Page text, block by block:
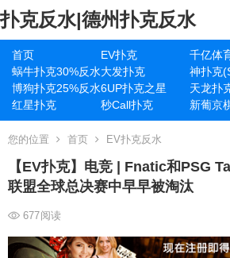
扑克反水|德州扑克反水
首页 EV扑克 千亿体
蜗牛扑克30%反水大发扑克 神扑克
博狗扑克25%反水6UP扑克之星 天龙扑
红星扑克
秒Call扑克 新葡京
您的位置 首页 EV扑克反水
【EV扑克】电竞 | Fnatic和PSG
联盟全球总决赛中早早被淘汰
677阅读